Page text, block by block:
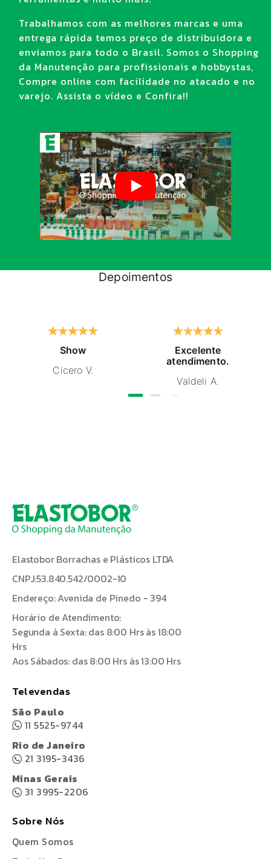
Trabalhamos com as melhores marcas e uma
entrega rápida temos preço de distribuidora e
enviamos para todo o Brasil. Somos o Shopping
da Manutenção para profissionais e hobbystas,
Compre online com facilidade no atacado e no
varejo. Assista o vídeo e Confira!!
Depoimentos
Show
Cicero V.
Excelente
atendimento.
Valdeli A.
Elastobor Borrachas e Plásticos LTDA
CNPJ:53.840.542/0002-10
Endereço: Avenida de Pinedo - 394
Horário de Atendimento:
Segunda à Sexta: das 8:00 Hrs às 18:00
Hrs
Aos Sábados: das 8:00 Hrs às 13:00 Hrs
Televendas
São Paulo
11 5525-9744
Rio de Janeiro
21 3195-3436
Minas Gerais
31 3995-2206
Sobre Nós
Quem Somos